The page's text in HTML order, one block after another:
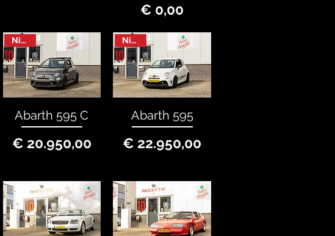
Prijs
€ 0,00
Nieuw
Abarth 595 C
Prijs
€ 20.950,00
Nieuw
Abarth 595
Prijs
€ 22.950,00